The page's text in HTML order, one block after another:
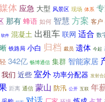
体 应急 大型 风景区 现场 体系
那有 蜂语 如何 智慧 方案 客户
软件 混凝土 出租车联网 适合 数
铁路局 小白 归档 裁员 遗体 今起
轻 342亿 畅博通信 集群 智能家居
我们 近些 室外 功率分配器 发射
距离 通信 蒙山 防汛 公开 互联 年